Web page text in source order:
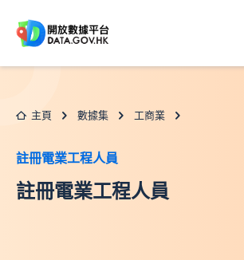
主頁 數據集 工商業
註冊電業工程人員
註冊電業工程人員